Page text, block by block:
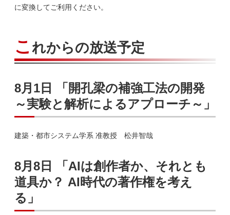
に変換してご利用ください。
これからの放送予定
8月1日 「開孔梁の補強工法の開発
～実験と解析によるアプローチ～」
建築・都市システム学系 准教授 松井智哉
8月8日 「AIは創作者か、それとも
道具か？ AI時代の著作権を考え
る」